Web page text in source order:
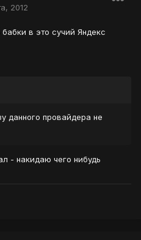
2012
в это сучий Яндекс
данного провайдера не
- накидаю чего нибудь